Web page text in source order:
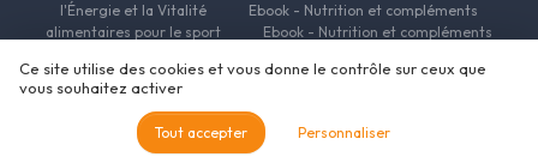
l'Énergie et la Vitalité
Ebook - Nutrition et compléments
alimentaires pour le sport
Ebook - Nutrition et compléments
alimentaires pour la minceur
Ressources Nutrition et Compléments
© Les-calories.com 2026
Ce site utilise des cookies et vous donne le contrôle sur ceux que
vous souhaitez activer
Tout accepter Personnaliser